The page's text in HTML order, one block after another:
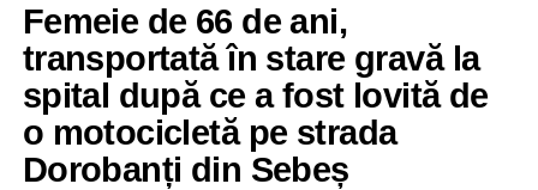
Femeie de 66 de ani,
transportată în stare gravă la
spital după ce a fost lovită de
o motocicletă pe strada
Dorobanți din Sebeș